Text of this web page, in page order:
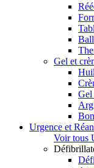
Gel et
Gel
Urgence et
Voir tous